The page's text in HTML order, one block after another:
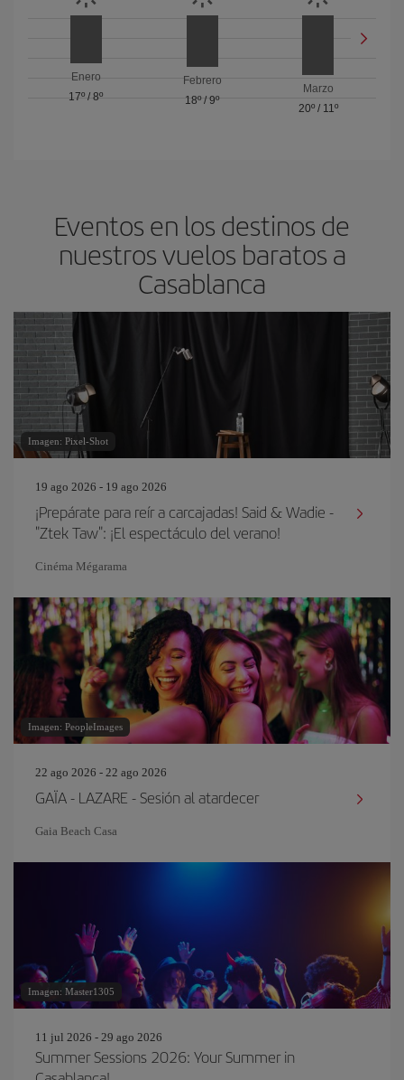
Enero
17º /8º
Febrero
18º/ 9º
Marzo
20º/ 11º
Eventos en los destinos de
nuestros vuelos baratos a
Casablanca
Imagen: Pixel-Shot
19 ago 2026 - 19 ago 2026
¡Prepárate para reír a carcajadas! Said & Wadie -
"Ztek Taw": ¡El espectáculo del verano!
Cinéma Mégarama
Imagen: PeopleImages
22 ago 2026 - 22 ago 2026
GAÏA - LAZARE - Sesión al atardecer
Gaia Beach Casa
Imagen: Master1305
11 jul 2026 - 29 ago 2026
Summer Sessions 2026: Your Summer in